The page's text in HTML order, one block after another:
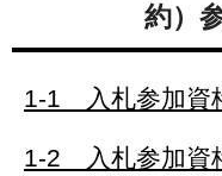
約）
1-1 入札参加資
1-2 入札参加資